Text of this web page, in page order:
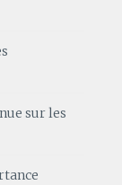
sur les